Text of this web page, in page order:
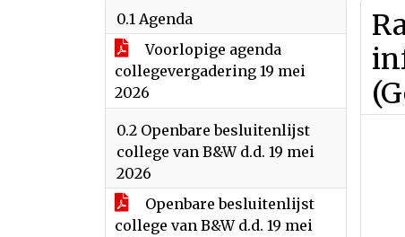
0.1 Agenda
Voorlopige agenda
collegevergadering 19 mei
2026
0.2 Openbare besluitenlijst
college van B&W d.d. 19 mei
2026
Openbare besluitenlijst
college van B&W d.d. 19 mei